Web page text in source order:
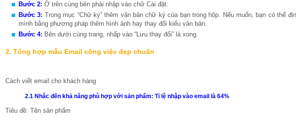
Bước 2: Ở trên cùng bên phải nhập vào chữ Cài đặt.
Bước 3: Trong mục “Chữ ký” thêm văn bản chữ ký của bạn trong hộp. Nếu muốn, bạn có thể
mình bằng phương pháp thêm hình ảnh hay thay đổi kiểu văn bản.
Bước 4: Bên dưới cùng trang, nhấp vào “Lưu thay đổi” là xong.
2. Tổng hợp mẫu Email công việc đẹp chuẩn
Cách viết email cho khách hàng
2.1 Nhắc đến khả năng phù hợp với sản phẩm: Tỉ lệ nhập vào email là 64%
Tiêu đề: Tên sản phẩm